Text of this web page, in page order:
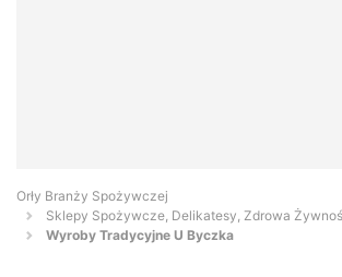
Orły Branży Spożywczej
Sklepy Spożywcze, Delikatesy, Zdrowa
Wyroby Tradycyjne U Byczka